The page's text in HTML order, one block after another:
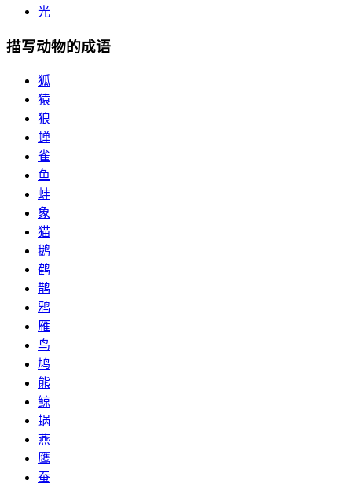
光
描写动物的成语
狐
猿
狼
蝉
雀
鱼
蚌
象
猫
鹅
鹤
鹊
鸦
雁
鸟
鸠
熊
鲸
蜗
燕
鹰
蚕